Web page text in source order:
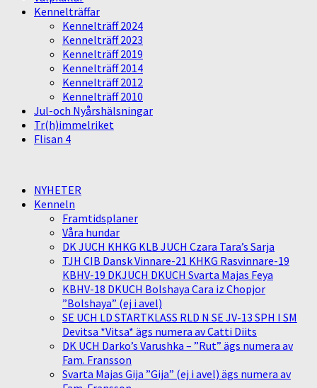
Kennelträffar
Kennelträff 2024
Kennelträff 2023
Kennelträff 2019
Kennelträff 2014
Kennelträff 2012
Kennelträff 2010
Jul-och Nyårshälsningar
Tr(h)immelriket
Flisan 4
NYHETER
Kenneln
Framtidsplaner
Våra hundar
DK JUCH KHKG KLB JUCH Czara Tara’s Sarja
TJH CIB Dansk Vinnare-21 KHKG Rasvinnare-19
KBHV-19 DKJUCH DKUCH Svarta Majas Feya
KBHV-18 DKUCH Bolshaya Cara iz Chopjor
”Bolshaya” (ej i avel)
SE UCH LD STARTKLASS RLD N SE JV-13 SPH I SM
Devitsa *Vitsa* ägs numera av Catti Diits
DK UCH Darko’s Varushka – ”Rut” ägs numera av
Fam. Fransson
Svarta Majas Gija ”Gija” (ej i avel) ägs numera av